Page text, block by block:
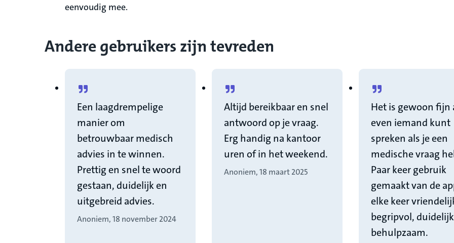
eenvoudig mee.
Andere gebruikers zijn tevreden
Een laagdrempelige
manier om
betrouwbaar medisch
advies in te winnen.
Prettig en snel te woord
gestaan, duidelijk en
uitgebreid advies.
Anoniem, 18 november 2024
Altijd bereikbaar en snel
antwoord op je vraag.
Erg handig na kantoor
uren of in het weekend.
Anoniem, 18 maart 2025
Het is gewoon fijn
even iemand kunt
spreken als je een
medische vraag
Paar keer gebruik
gemaakt van de
elke keer
begripvol,
behulpzaam.